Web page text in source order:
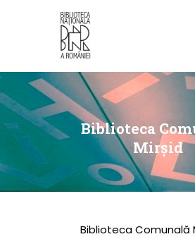
Biblioteca
Mirşid
DESPRE NOI
PERMISUL MEU DE
BIBLIOTECĂ
CATALOAGE ȘI
COLECȚII
Biblioteca Comunală